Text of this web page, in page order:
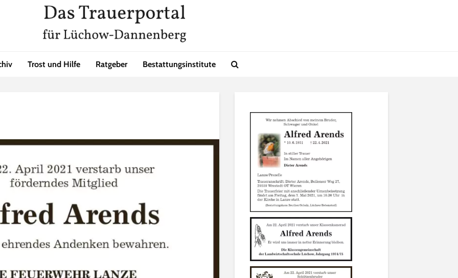
Trost und Hilfe Ratgeber Bestattungsinstitute